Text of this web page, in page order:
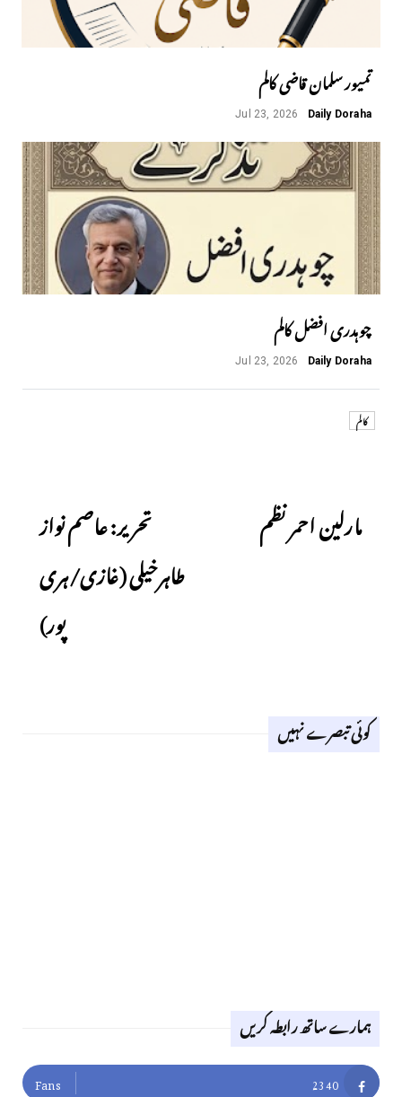
تمیور سلمان قاضی کالم
Daily Doraha
Jul 23, 2026
چوہدری افضل کالم
Daily Doraha
Jul 23, 2026
کالم
مارلین احمر نظم
​تحریر: عاصم نواز
طاہرخیلی (غازی/ہری
پور)
کوئی تبصرے نہیں
ہمارے ساتھ رابطہ کریں
2340
Fans